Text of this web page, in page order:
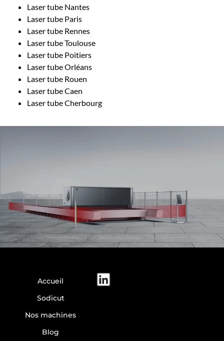
Laser tube Nantes
Laser tube Paris
Laser tube Rennes
Laser tube Toulouse
Laser tube Poitiers
Laser tube Orléans
Laser tube Rouen
Laser tube Caen
Laser tube Cherbourg
Accueil
Sodicut
Nos machines
Blog